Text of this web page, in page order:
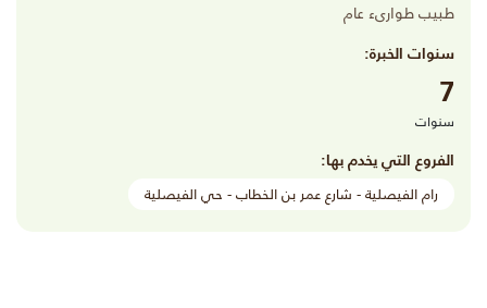
طبيب طوارىء عام
سنوات الخبرة:
7
سنوات
الفروع التي يخدم بها:
رام الفيصلية - شارع عمر بن الخطاب - حي الفيصلية